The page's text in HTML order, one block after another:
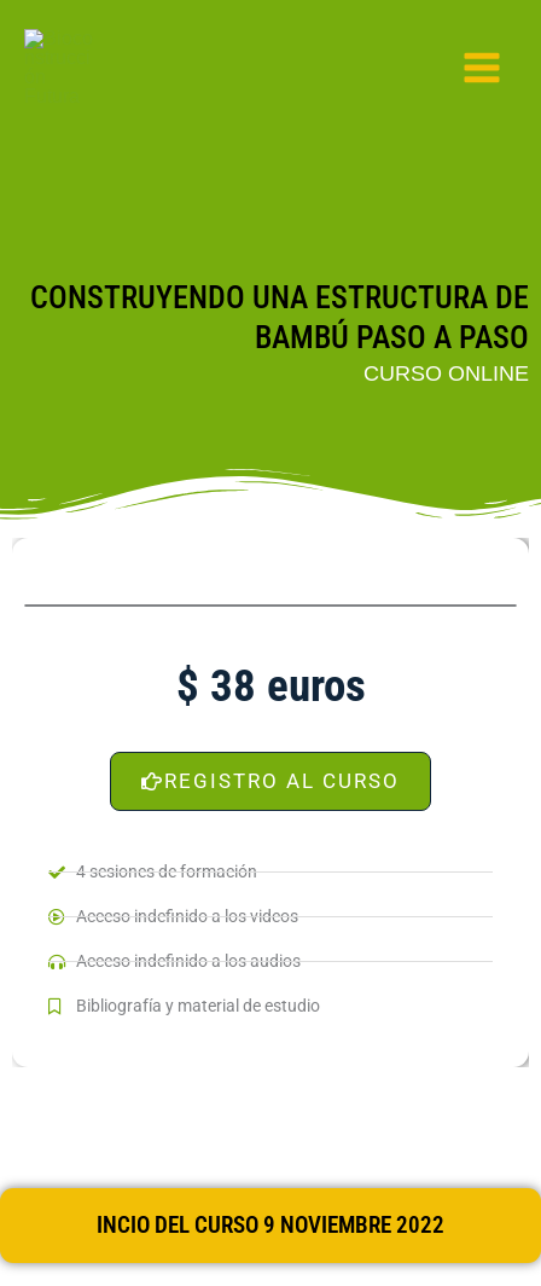
CONSTRUYENDO UNA ESTRUCTURA DE
BAMBÚ PASO A PASO
CURSO ONLINE
$ 38 euros
REGISTRO AL CURSO
4 sesiones de formación
Acceso indefinido a los videos
Acceso indefinido a los audios
Bibliografía y material de estudio
INCIO DEL CURSO 9 NOVIEMBRE 2022